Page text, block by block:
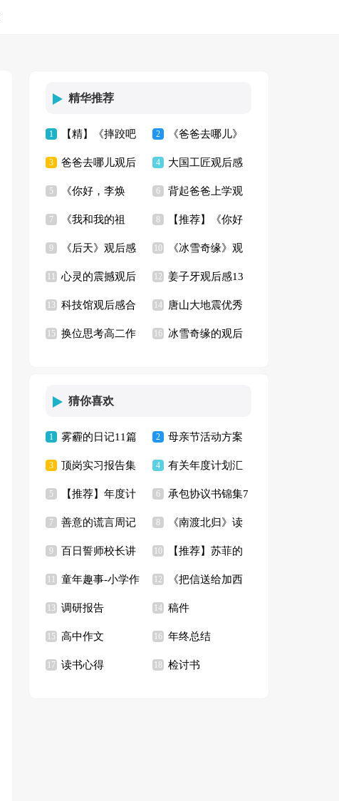
精华推荐
1 【精】《摔跤吧
爸爸》观后感
2 《爸爸去哪儿》
观后感通用15篇
3 爸爸去哪儿观后
感合集15篇
4 大国工匠观后感
【精】
5 《你好，李焕
英》观后感汇编15篇
6 背起爸爸上学观
后感集合15篇
7 《我和我的祖
国》观后感(集合15
篇)
8 【推荐】《你好
李焕英》观后感
9 《后天》观后感
(合集15篇)
10 《冰雪奇缘》观
后感合集15篇
心灵的震撼观后
感
12 姜子牙观后感13
篇
13 科技馆观后感合
集15篇
14 唐山大地震优秀
观后感
15 换位思考高二作 16 冰雪奇缘的观后
猜你喜欢
1 雾霾的日记11篇 2 母亲节活动方案
(集锦15篇)
3 顶岗实习报告集
锦15篇
4 有关年度计划汇
总九篇
5 【推荐】年度计
划汇编八篇
6 承包协议书锦集7
篇
7 善意的谎言周记 8 《南渡北归》读
书笔记
9 百日誓师校长讲
话稿
10 【推荐】苏菲的
世界读后感
童年趣事-小学作
文
12 《把信送给加西
亚》读后感(合集15
篇)
13 调研报告 14 稿件
15 高中作文 16 年终总结
17 读书心得 18 检讨书